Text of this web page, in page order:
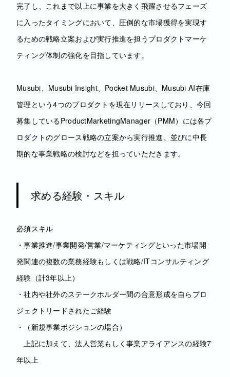
完了し、これまで以上に事業を大きく飛躍させるフェーズ
に入ったタイミングにおいて、圧倒的な市場獲得を実現す
るための戦略立案および実行推進を担うプロダクトマーケ
ティング体制の強化を目指しています。
Musubi、Musubi Insight、Pocket Musubi、Musubi AI在庫
管理という4つのプロダクトを現在リリースしており、今回
募集しているProductMarketingManager（PMM）には各プ
ロダクトのグロース戦略の立案から実行推進、並びに中長
期的な事業戦略の検討などを担っていただきます。
求める経験・スキル
必須スキル
・事業推進/事業開発/営業/マーケティングといった市場開
発関連の複数の業務経験もしくは戦略/ITコンサルティング
経験（計3年以上）
・社内や社外のステークホルダー間の合意形成を自らプロ
ジェクトリードされたご経験
・（新規事業ポジションの場合）
上記に加えて、法人営業もしく事業アライアンスの経験7
年以上